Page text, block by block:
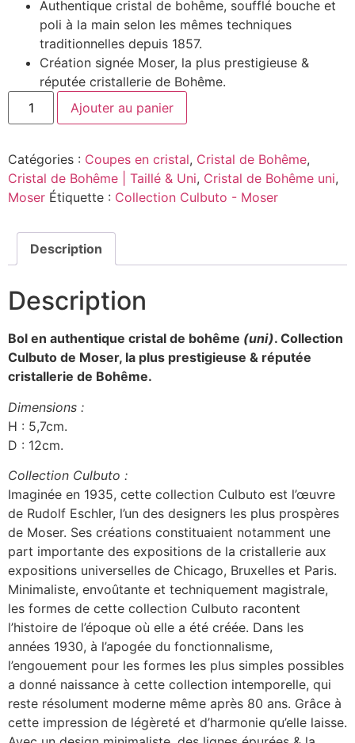
Authentique cristal de bohême, soufflé bouche et
poli à la main selon les mêmes techniques
traditionnelles depuis 1857.
Création signée Moser, la plus prestigieuse &
réputée cristallerie de Bohême.
Ajouter au panier
Catégories : Coupes en cristal, Cristal de Bohême,
Cristal de Bohême | Taillé & Uni, Cristal de Bohême uni,
Moser Étiquette : Collection Culbuto - Moser
Description
Description
Bol en authentique cristal de bohême (uni). Collection
Culbuto de Moser, la plus prestigieuse & réputée
cristallerie de Bohême.
Dimensions :
H : 5,7cm.
D : 12cm.
Collection Culbuto :
Imaginée en 1935, cette collection Culbuto est l’œuvre
de Rudolf Eschler, l’un des designers les plus prospères
de Moser. Ses créations constituaient notamment une
part importante des expositions de la cristallerie aux
expositions universelles de Chicago, Bruxelles et Paris.
Minimaliste, envoûtante et techniquement magistrale,
les formes de cette collection Culbuto racontent
l’histoire de l’époque où elle a été créée. Dans les
années 1930, à l’apogée du fonctionnalisme,
l’engouement pour les formes les plus simples possibles
a donné naissance à cette collection intemporelle, qui
reste résolument moderne même après 80 ans. Grâce à
cette impression de légèreté et d’harmonie qu’elle laisse.